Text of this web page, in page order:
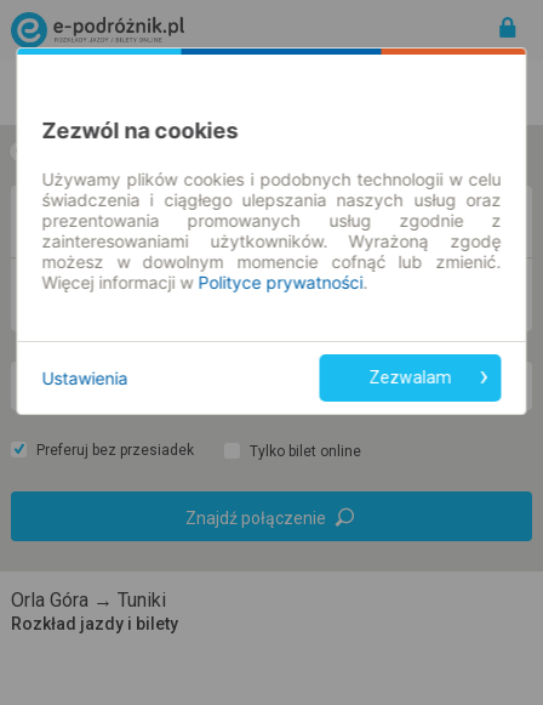
Z
DO
pn. 10 sie.
Preferuj bez przesiadek Tylko bilet online
Znajdź połączenie
Orla Góra → Tuniki
Rozkład jazdy i bilety
Zezwól na cookies
Używamy plików cookies i podobnych technologii w celu
świadczenia i ciągłego ulepszania naszych usług oraz
prezentowania promowanych usług zgodnie z
zainteresowaniami użytkowników. Wyrażoną zgodę
możesz w dowolnym momencie cofnąć lub zmienić.
Więcej informacji w Polityce prywatności.
Ustawienia Zezwalam